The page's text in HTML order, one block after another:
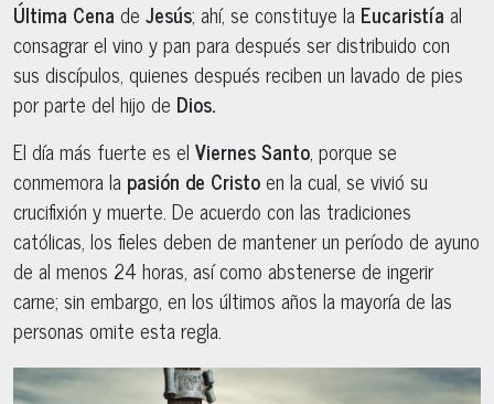
Última Cena de Jesús; ahí, se constituye la Eucaristía al
consagrar el vino y pan para después ser distribuido con
sus discípulos, quienes después reciben un lavado de pies
por parte del hijo de Dios.
El día más fuerte es el Viernes Santo, porque se
conmemora la pasión de Cristoen la cual, se vivió su
crucifixión y muerte. De acuerdo con las tradiciones
católicas, los fieles deben de mantener un período de ayuno
de al menos 24 horas, así como abstenerse de ingerir
carne; sin embargo, en los últimos años la mayoría de las
personas omite esta regla.